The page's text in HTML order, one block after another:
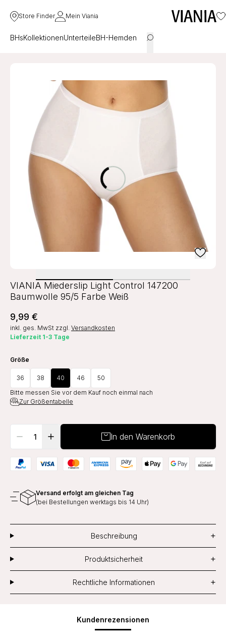
Store Finder Mein Viania
BHsKollektionenUnterteileBH-Hemden
VIANIA Miederslip Light Control 147200
Baumwolle 95/5 Farbe Weiß
9,99 €
inkl. ges. MwSt zzgl. Versandkosten
Lieferzeit 1-3 Tage
Größe
36 38 40 46
50
Bitte messen Sie vor dem Kauf noch einmal nach
Zur Größentabelle
In den Warenkorb
Versand erfolgt am gleichen Tag
(bei Bestellungen werktags bis 14 Uhr)
Beschreibung +
Produktsicherheit +
Rechtliche Informationen +
Kundenrezensionen